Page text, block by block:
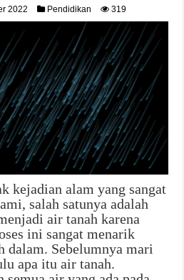
2022 Pendidikan 319
kejadian alam yang sangat
salah satunya adalah
air tanah karena
ini sangat menarik
Sebelumnya mari
apa itu air tanah.